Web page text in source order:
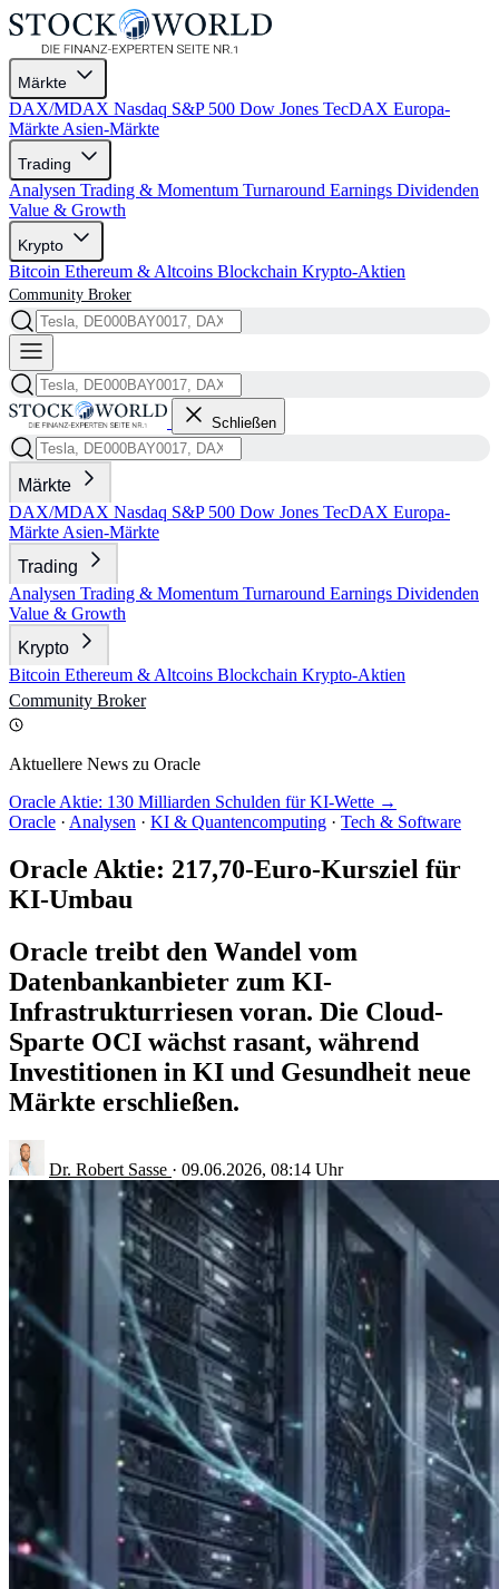
Märkte
DAX/MDAX Nasdaq S&P 500 Dow Jones TecDAX Europa-
Märkte Asien-Märkte
Trading
Analysen Trading & Momentum Turnaround Earnings Dividenden
Value & Growth
Krypto
Bitcoin Ethereum & Altcoins Blockchain Krypto-Aktien
Community Broker
Schließen
Märkte
DAX/MDAX Nasdaq S&P 500 Dow Jones TecDAX Europa-
Märkte Asien-Märkte
Trading
Analysen Trading & Momentum Turnaround Earnings Dividenden
Value & Growth
Krypto
Bitcoin Ethereum & Altcoins Blockchain Krypto-Aktien
Community Broker
Aktuellere News zu Oracle
Oracle Aktie: 130 Milliarden Schulden für KI-Wette →
Oracle · Analysen · KI & Quantencomputing · Tech & Software
Oracle Aktie: 217,70-Euro-Kursziel für
KI-Umbau
Oracle treibt den Wandel vom
Datenbankanbieter zum KI-
Infrastrukturriesen voran. Die Cloud-
Sparte OCI wächst rasant, während
Investitionen in KI und Gesundheit neue
Märkte erschließen.
Dr. Robert Sasse · 09.06.2026, 08:14 Uhr